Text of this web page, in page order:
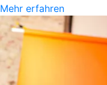
Mehr erfahren